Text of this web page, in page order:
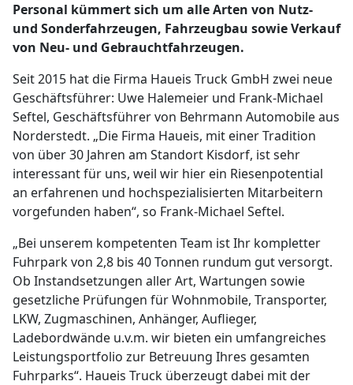
Personal kümmert sich um alle Arten von Nutz-
und Sonderfahrzeugen, Fahrzeugbau sowie Verkauf
von Neu- und Gebrauchtfahrzeugen.
Seit 2015 hat die Firma Haueis Truck GmbH zwei neue
Geschäftsführer: Uwe Halemeier und Frank-Michael
Seftel, Geschäftsführer von Behrmann Automobile aus
Norderstedt. „Die Firma Haueis, mit einer Tradition
von über 30 Jahren am Standort Kisdorf, ist sehr
interessant für uns, weil wir hier ein Riesenpotential
an erfahrenen und hochspezialisierten Mitarbeitern
vorgefunden haben“, so Frank-Michael Seftel.
„Bei unserem kompetenten Team ist Ihr kompletter
Fuhrpark von 2,8 bis 40 Tonnen rundum gut versorgt.
Ob Instandsetzungen aller Art, Wartungen sowie
gesetzliche Prüfungen für Wohnmobile, Transporter,
LKW, Zugmaschinen, Anhänger, Auflieger,
Ladebordwände u.v.m. wir bieten ein umfangreiches
Leistungsportfolio zur Betreuung Ihres gesamten
Fuhrparks“. Haueis Truck überzeugt dabei mit der